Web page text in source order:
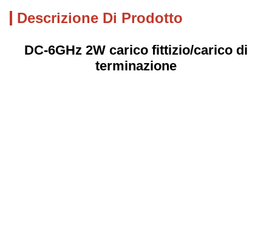
Descrizione Di Prodotto
DC-6GHz 2W carico fittizio/carico di
terminazione